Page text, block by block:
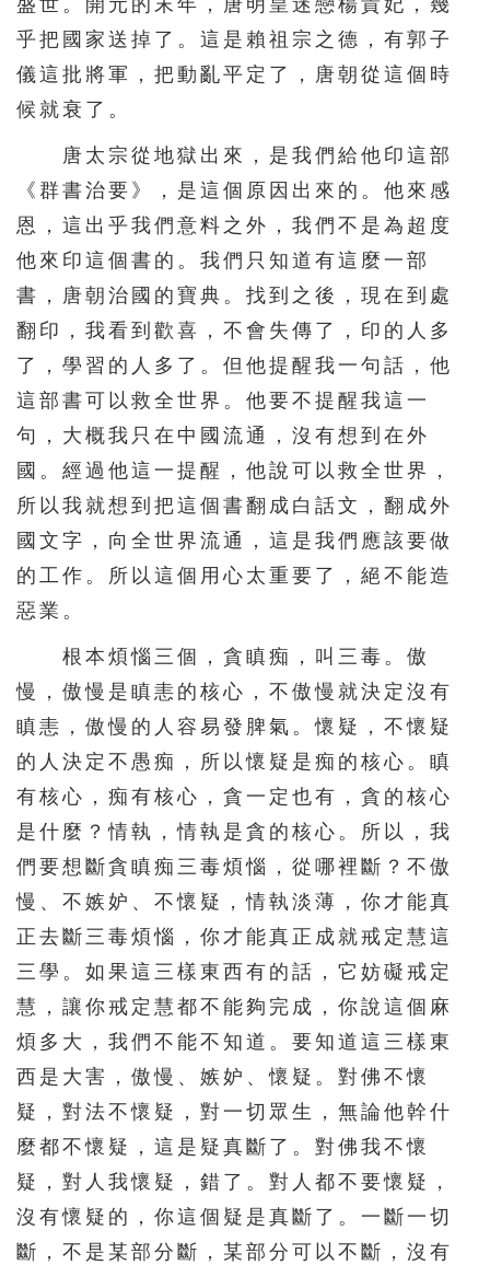
盛世。開元的末年，唐明皇迷戀楊貴妃，幾
乎把國家送掉了。這是賴祖宗之德，有郭子
儀這批將軍，把動亂平定了，唐朝從這個時
候就衰了。
唐太宗從地獄出來，是我們給他印這部
《群書治要》，是這個原因出來的。他來感
恩，這出乎我們意料之外，我們不是為超度
他來印這個書的。我們只知道有這麼一部
書，唐朝治國的寶典。找到之後，現在到處
翻印，我看到歡喜，不會失傳了，印的人多
了，學習的人多了。但他提醒我一句話，他
這部書可以救全世界。他要不提醒我這一
句，大概我只在中國流通，沒有想到在外
國。經過他這一提醒，他說可以救全世界，
所以我就想到把這個書翻成白話文，翻成外
國文字，向全世界流通，這是我們應該要做
的工作。所以這個用心太重要了，絕不能造
惡業。
根本煩惱三個，貪瞋痴，叫三毒。傲
慢，傲慢是瞋恚的核心，不傲慢就決定沒有
瞋恚，傲慢的人容易發脾氣。懷疑，不懷疑
的人決定不愚痴，所以懷疑是痴的核心。瞋
有核心，痴有核心，貪一定也有，貪的核心
是什麼？情執，情執是貪的核心。所以，我
們要想斷貪瞋痴三毒煩惱，從哪裡斷？不傲
慢、不嫉妒、不懷疑，情執淡薄，你才能真
正去斷三毒煩惱，你才能真正成就戒定慧這
三學。如果這三樣東西有的話，它妨礙戒定
慧，讓你戒定慧都不能夠完成，你說這個麻
煩多大，我們不能不知道。要知道這三樣東
西是大害，傲慢、嫉妒、懷疑。對佛不懷
疑，對法不懷疑，對一切眾生，無論他幹什
麼都不懷疑，這是疑真斷了。對佛我不懷
疑，對人我懷疑，錯了。對人都不要懷疑，
沒有懷疑的，你這個疑是真斷了。一斷一切
斷，不是某部分斷，某部分可以不斷，沒有